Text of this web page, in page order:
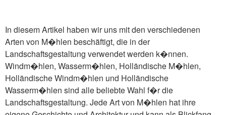
In diesem Artikel haben wir uns mit den verschiedenen
Arten von M�hlen beschäftigt, die in der
Landschaftsgestaltung verwendet werden k�nnen.
Windm�hlen, Wasserm�hlen, Holländische M�hlen,
Holländische Windm�hlen und Holländische
Wasserm�hlen sind alle beliebte Wahl f�r die
Landschaftsgestaltung. Jede Art von M�hlen hat ihre